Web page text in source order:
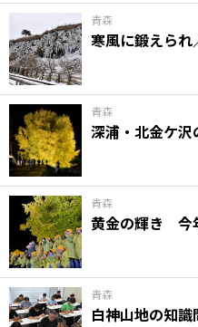
青森
寒風に鍛えら
青森
深浦・北金ケ
青森
黄金の輝き 今
青森
白神山地の知